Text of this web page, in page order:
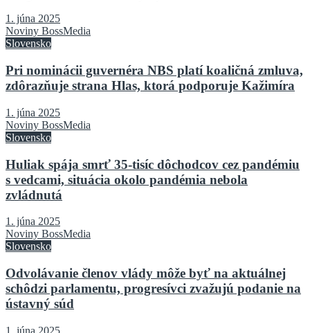
1. júna 2025
Noviny BossMedia
Slovensko
Pri nominácii guvernéra NBS platí koaličná zmluva,
zdôrazňuje strana Hlas, ktorá podporuje Kažimíra
1. júna 2025
Noviny BossMedia
Slovensko
Huliak spája smrť 35-tisíc dôchodcov cez pandémiu
s vedcami, situácia okolo pandémia nebola
zvládnutá
1. júna 2025
Noviny BossMedia
Slovensko
Odvolávanie členov vlády môže byť na aktuálnej
schôdzi parlamentu, progresívci zvažujú podanie na
ústavný súd
1. júna 2025